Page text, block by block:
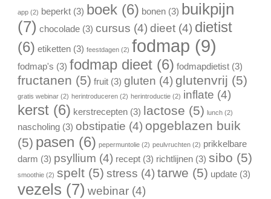
app (2) beperkt (3) boek (6) bonen (3) buikpijn
(7) chocolade (3) cursus (4) dieet (4) dietist
(6) etiketten (3) feestdagen (2) fodmap (9)
fodmap's (3) fodmap dieet (6) fodmapdietist (3)
fructanen (5) fruit (3) gluten (4) glutenvrij (5)
gratis webinar (2) herintroduceren (2) herintroductie (2) inflate (4)
kerst (6) kerstrecepten (3) lactose (5) lunch (2)
nascholing (3) obstipatie (4) opgeblazen buik
(5) pasen (6) pepermuntolie (2) peulvruchten (2) prikkelbare
darm (3) psyllium (4) recept (3) richtlijnen (3) sibo (5)
smoothie (2) spelt (5) stress (4) tarwe (5) update (3)
vezels (7) webinar (4)